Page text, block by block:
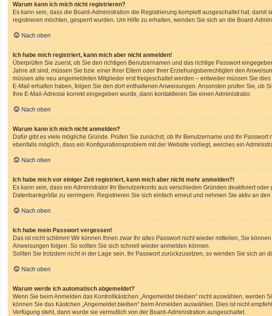
Warum kann ich mich nicht registrieren?
Es kann sein, dass die Board-Administration die Registrierung komplett ausgeschaltet hat,
registrieren möchten, gesperrt wurden. Um Hilfe zu erhalten, wenden Sie sich an die Board-
Nach oben
Ich habe mich registriert, kann mich aber nicht anmelden!
Überprüfen Sie zuerst, ob Sie den richtigen Benutzernamen und das richtige Passwort
Jahre alt sind, müssen Sie bzw. einer Ihrer Eltern oder Ihrer Erziehungsberechtigten den
müssen alle neu angemeldeten Mitglieder erst freigeschaltet werden – entweder müssen Sie
E-Mail erhalten haben, folgen Sie den dort enthaltenen Anweisungen. Ansonsten prüfen Sie,
Ihre E-Mail-Adresse korrekt eingegeben wurde, dann kontaktieren Sie einen Administrator.
Nach oben
Warum kann ich mich nicht anmelden?
Dafür gibt es viele mögliche Gründe. Prüfen Sie zunächst, ob Ihr Benutzername und Ihr
ebenfalls möglich, dass ein Konfigurationsproblem mit der Website vorliegt, welches ein
Nach oben
Ich habe mich vor einiger Zeit registriert, kann mich aber nicht mehr anmelden?!
Es kann sein, dass ein Administrator Ihr Benutzerkonto aus verschieden Gründen deaktiviert
Datenbankgröße zu verringern. Registrieren Sie sich einfach erneut und nehmen Sie aktiv an
Nach oben
Ich habe mein Passwort vergessen!
Das ist nicht schlimm! Wir können Ihnen zwar Ihr altes Passwort nicht wieder mitteilen, Sie
Anweisungen folgen. So sollten Sie sich schnell wieder anmelden können.
Sollten Sie trotzdem nicht in der Lage sein, Ihr Passwort zurückzusetzen, so wenden Sie sich an
Nach oben
Warum werde ich automatisch abgemeldet?
Wenn Sie beim Anmelden das Kontrollkästchen „Angemeldet bleiben“ nicht auswählen,
können Sie das Kästchen „Angemeldet bleiben“ beim Anmelden auswählen. Dies ist nicht
Verfügung steht, dann wurde sie vermutlich von der Board-Administration ausgeschaltet.